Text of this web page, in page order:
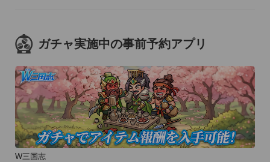
ガチャ実施中の事前予約アプリ
W三国志